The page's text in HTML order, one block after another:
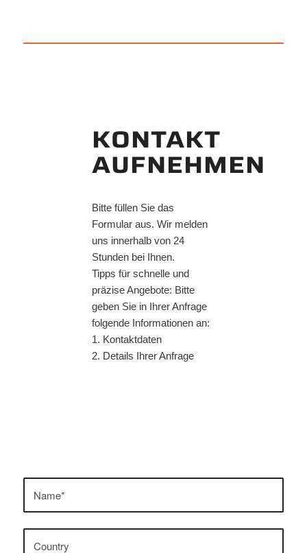
KONTAKT
AUFNEHMEN
Bitte füllen Sie das
Formular aus. Wir melden
uns innerhalb von 24
Stunden bei Ihnen.
Tipps für schnelle und
präzise Angebote: Bitte
geben Sie in Ihrer Anfrage
folgende Informationen an:
1. Kontaktdaten
2. Details Ihrer Anfrage